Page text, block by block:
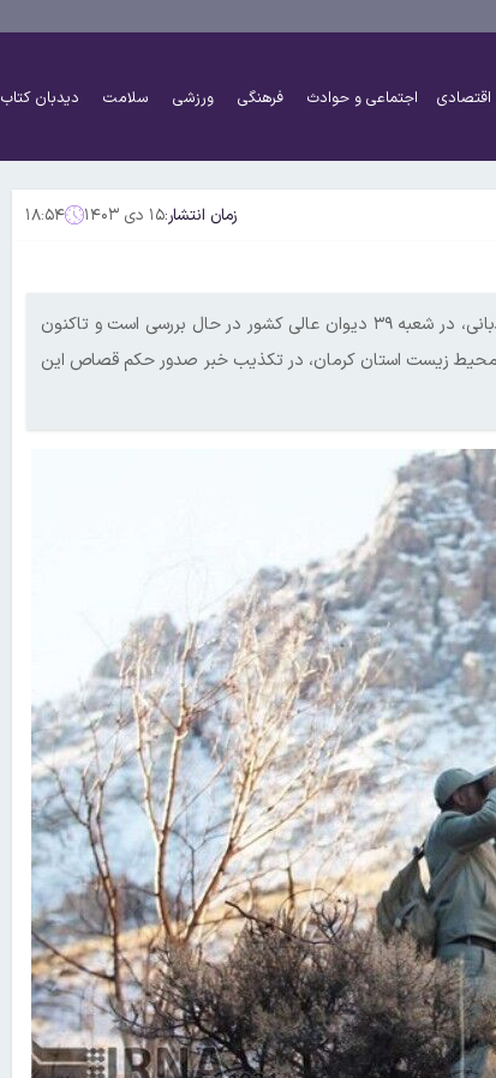
اقتصادی اجتماعی و حوادث فرهنگی ورزشی سلامت دیدبان کتاب
زمان انتشار:۱۵ دی ۱۴۰۳ ۱۸:۵۴
پرونده محیط‍‌بان محمدامین خوارزمی با بیش از ۲۹ سال سابقه محیط‌بانی، در شعبه ۳۹ دیوان عالی کشور در حال بررسی است و تاکنون
زیست استان کرمان، در تکذیب خبر صدور حکم قصاص این